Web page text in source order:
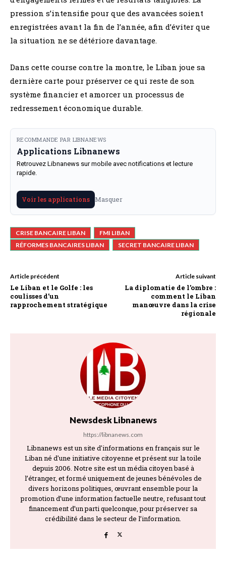
pression s’intensifie pour que des avancées soient
enregistrées avant la fin de l’année, afin d’éviter que
la situation ne se détériore davantage.
Dans cette course contre la montre, le Liban joue sa
dernière carte pour préserver ce qui reste de son
système financier et amorcer un processus de
redressement économique durable.
RECOMMANDE PAR LIBNANEWS
Applications Libnanews
Retrouvez Libnanews sur mobile avec notifications et lecture
rapide.
Voir les applications Masquer
CRISE BANCAIRE LIBAN
FMI LIBAN
RÉFORMES BANCAIRES LIBAN
SECRET BANCAIRE LIBAN
Article précédent
Le Liban et le Golfe : les
coulisses d’un
rapprochement stratégique
Article suivant
La diplomatie de l’ombre :
comment le Liban
manœuvre dans la crise
régionale
Newsdesk Libnanews
https://libnanews.com
Libnanews est un site d'informations en français sur le
Liban né d'une initiative citoyenne et présent sur la toile
depuis 2006. Notre site est un média citoyen basé à
l’étranger, et formé uniquement de jeunes bénévoles de
divers horizons politiques, œuvrant ensemble pour la
promotion d’une information factuelle neutre, refusant tout
financement d’un parti quelconque, pour préserver sa
crédibilité dans le secteur de l’information.